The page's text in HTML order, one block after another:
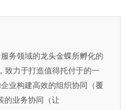
务领域的龙头金蝶所孵化的
致力于打造值得托付于的一
业构建高效的组织协同（覆
的业务协同（让